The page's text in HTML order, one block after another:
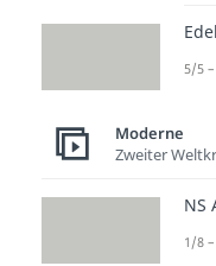
es
5/5
Moderne
Zweiter
NS
1/8